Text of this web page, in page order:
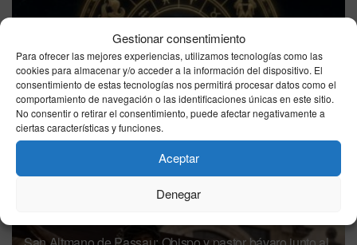
Gestionar consentimiento
Para ofrecer las mejores experiencias, utilizamos tecnologías como las
cookies para almacenar y/o acceder a la información del dispositivo. El
consentimiento de estas tecnologías nos permitirá procesar datos como el
comportamiento de navegación o las identificaciones únicas en este sitio.
No consentir o retirar el consentimiento, puede afectar negativamente a
ciertas características y funciones.
Aceptar
Denegar
Horóscopo de hoy sábado 8 de agosto de 2026:
predicciones gratis en salud, amor y trabajo
08/08/2026